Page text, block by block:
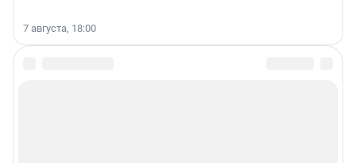
7 августа, 18:00